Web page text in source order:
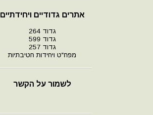
אתרים גדודיים ויחידתיים
גדוד 264
גדוד 599
גדוד 257
מפח"ט ויחידות חטיבתיות
לשמור על הקשר